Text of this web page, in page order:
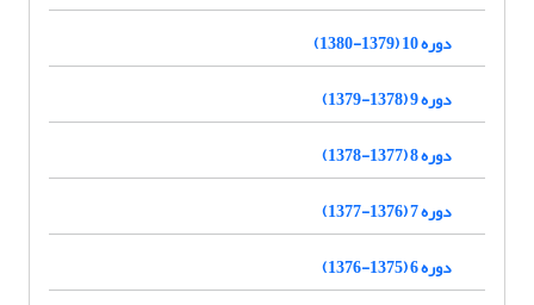
دوره 10 (1379-1380)
دوره 9 (1378-1379)
دوره 8 (1377-1378)
دوره 7 (1376-1377)
دوره 6 (1375-1376)